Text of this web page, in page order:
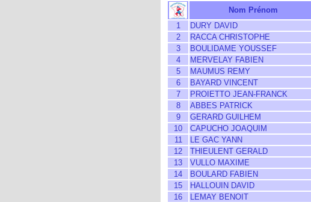
Nom Prénom
1
DURY DAVID
2
RACCA CHRISTOPHE
3
BOULIDAME YOUSSEF
4
MERVELAY FABIEN
5
MAUMUS REMY
6
BAYARD VINCENT
7
PROIETTO JEAN-FRANCK
8
ABBES PATRICK
9
GERARD GUILHEM
10
CAPUCHO JOAQUIM
11
LE GAC YANN
12
THIEULENT GERALD
13
VULLO MAXIME
14
BOULARD FABIEN
15
HALLOUIN DAVID
16
LEMAY BENOIT